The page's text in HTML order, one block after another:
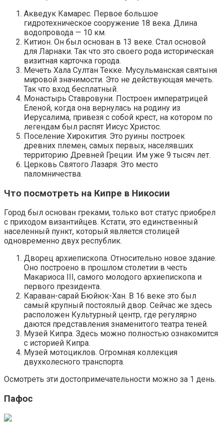
Акведук Камарес. Первое большое
гидротехническое сооружение 18 века. Длина
водопровода — 10 км.
Китион. Он был основан в 13 веке. Стал основой
для Ларнаки. Так что это своего рода историческая
визитная карточка города.
Мечеть Хала Султан Текке. Мусульманская святыня
мировой значимости. Это не действующая мечеть.
Так что вход бесплатный.
Монастырь Ставровуни. Построен императрицей
Еленой, когда она вернулась на родину из
Иерусалима, привезя с собой крест, на котором по
легендам был распят Иисус Христос.
Поселение Хирокития. Это руины построек
древних племен, самых первых, населявших
территорию Древней Греции. Им уже 9 тысяч лет.
Церковь Святого Лазаря. Это место
паломничества.
Что посмотреть на Кипре в Никосии
Город был основан греками, только вот статус приобрел
с приходом византийцев. Кстати, это единственный
населенный пункт, который является столицей
одновременно двух республик.
Дворец архиепископа. Относительно новое здание.
Оно построено в прошлом столетии в честь
Макариоса III, самого молодого архиепископа и
первого президента.
Караван-сарай Бюйюк-Хан. В 16 веке это был
самый крупный постоялый двор. Сейчас же здесь
расположен Культурный центр, где регулярно
даются представления знаменитого театра теней.
Музей Кипра. Здесь можно полностью ознакомится
с историей Кипра.
Музей мотоциклов. Огромная коллекция
двухколесного транспорта.
Осмотреть эти достопримечательности можно за 1 день.
Пафос